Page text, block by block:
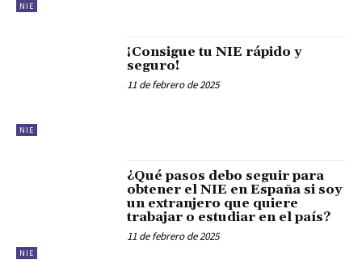
NIE
NIE
¡Consigue tu NIE rápido y
seguro!
11 de febrero de 2025
NIE
¿Qué pasos debo seguir para
obtener el NIE en España si soy
un extranjero que quiere
trabajar o estudiar en el país?
11 de febrero de 2025